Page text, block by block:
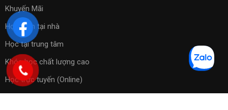
Khuyến Mãi
Học kèm tại nhà
Học tại trung tâm
Khóa học chất lượng cao
Học trực tuyến (Online)